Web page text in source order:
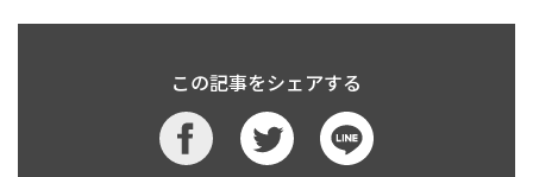
この記事をシェアする